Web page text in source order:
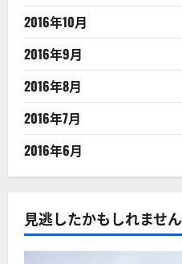
2016年10月
2016年9月
2016年8月
2016年7月
2016年6月
見逃したかもしれません